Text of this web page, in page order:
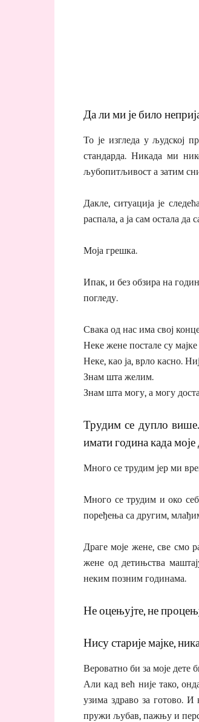
Да ли ми је било
То је изгледа у људској
стандарда. Никада ми
љубопитљивост а затим
Дакле, ситуација је
распала, а ја сам остала да
Моја грешка.
Ипак, и без обзира на
погледу.
Свака од нас има свој
Неке жене постале су
Неке, као ја, врло касно.
Знам шта желим.
Знам шта могу, а могу
Трудим се дупло
имати година када
Много се трудим јер ми
Много се трудим и око
поређења са другим,
Драге моје жене, све смо
жене од детињства
неким позним годинама.
Не оцењујте, не
Нису старије мајке,
Вероватно би за моје дете
Али кад већ није тако,
узима здраво за готово. И
пружи љубав, пажњу и